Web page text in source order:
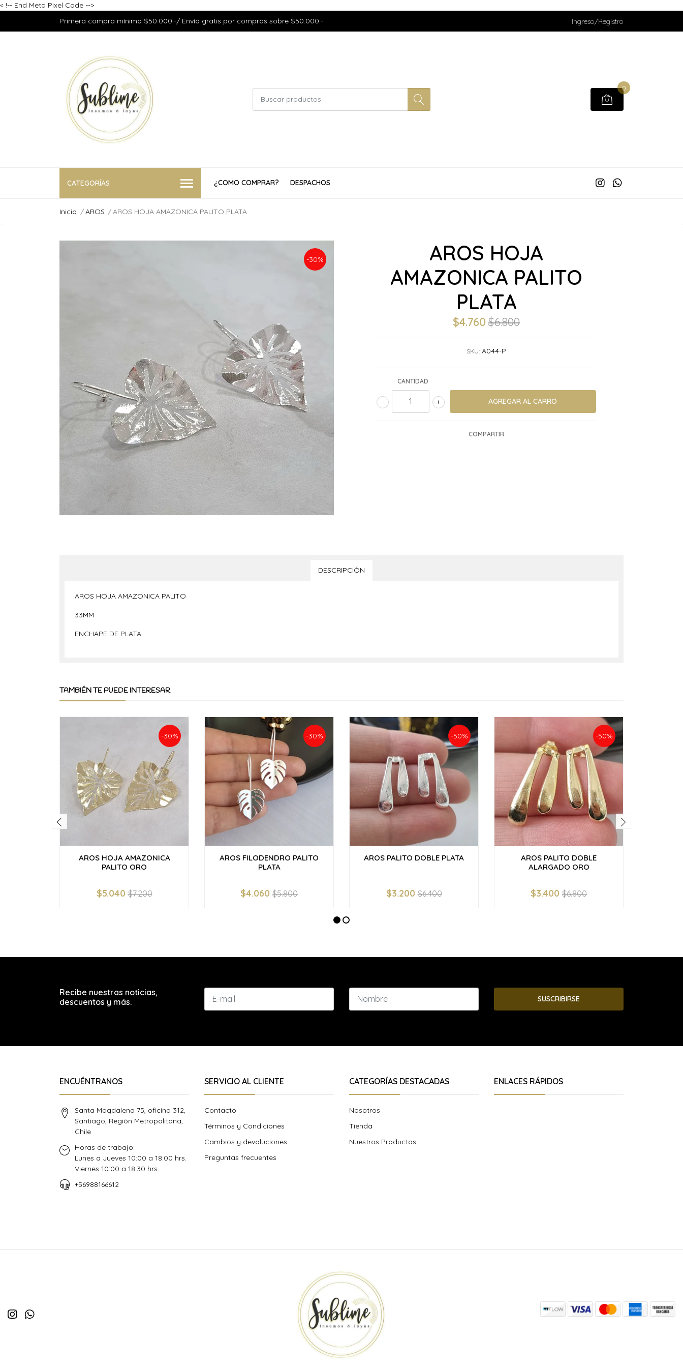
< !-- End Meta Pixel Code -->
Primera compra mínimo $50.000.-/ Envío gratis por compras sobre $50.000.-
Ingreso/Registro
0
CATEGORÍAS ¿COMO COMPRAR? DESPACHOS
Inicio AROS AROS HOJA AMAZONICA PALITO PLATA
-30%
AROS HOJA
AMAZONICA PALITO
PLATA
$4.760$6.800
SKU: A044-P
CANTIDAD
+
-
COMPARTIR
DESCRIPCIÓN
AROS HOJA AMAZONICA PALITO
33MM
ENCHAPE DE PLATA
TAMBIÉN TE PUEDE INTERESAR
-30%
AROS HOJA AMAZONICA
PALITO ORO
+
$5.040 $7.200
-30%
AROS FILODENDRO PALITO
PLATA
+
$4.060 $5.800
-50%
AROS PALITO DOBLE PLATA
+
$3.200 $6.400
-50%
AROS PALITO DOBLE
ALARGADO ORO
+
$3.400 $6.800
Recibe nuestras noticias,
descuentos y más.
SUSCRIBIRSE
ENCUÉNTRANOS
Santa Magdalena 75, oficina 312,
Santiago, Región Metropolitana,
Chile
Horas de trabajo:
Lunes a Jueves 10:00 a 18:00 hrs.
Viernes 10:00 a 18:30 hrs.
+56988166612
SERVICIO AL CLIENTE
Contacto
Términos y Condiciones
Cambios y devoluciones
Preguntas frecuentes
CATEGORÍAS DESTACADAS
Nosotros
Tienda
Nuestros Productos
ENLACES RÁPIDOS